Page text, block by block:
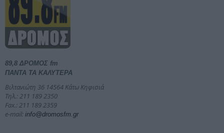
89,8 ΔΡΟΜΟΣ fm
ΠΑΝΤΑ ΤΑ ΚΑΛΥΤΕΡΑ
Βιλτανιώτη 36 14564 Κάτω Κηφισιά
Τηλ.: 211 189 2350
Fax.: 211 189 2359
e-mail: info@dromosfm.gr